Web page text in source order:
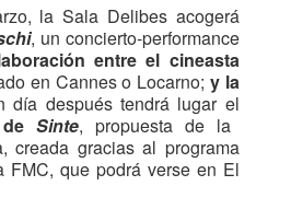
la Sala Delibes acogerá
, un concierto-performance
entre el cineasta
en Cannes o Locarno; y la
día después tendrá lugar el
Sinte, propuesta de la
creada gracias al programa
FMC, que podrá verse en El